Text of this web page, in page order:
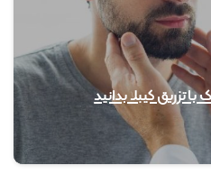
تزریق کیبلا بدانید